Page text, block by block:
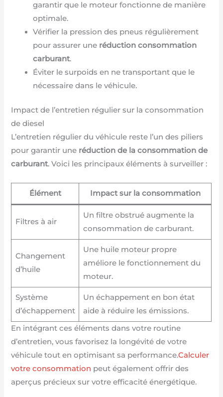
garantir que le moteur fonctionne de manière
optimale.
Vérifier la pression des pneus régulièrement
pour assurer une réduction consommation
carburant.
Éviter le surpoids en ne transportant que le
nécessaire dans le véhicule.
Impact de l’entretien régulier sur la consommation
de diesel
L’entretien régulier du véhicule reste l’un des piliers
pour garantir une réduction de la consommation de
carburant. Voici les principaux éléments à surveiller :
Élément Impact sur la consommation
Filtres à air
Un filtre obstrué augmente la
consommation de carburant.
Changement
d’huile
Une huile moteur propre
améliore le fonctionnement du
moteur.
Système
d’échappement
Un échappement en bon état
aide à réduire les émissions.
En intégrant ces éléments dans votre routine
d’entretien, vous favorisez la longévité de votre
véhicule tout en optimisant sa performance.Calculer
votre consommation peut également offrir des
aperçus précieux sur votre efficacité énergétique.